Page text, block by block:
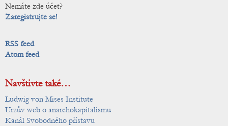
Nemáte zde účet?
Zaregistrujte se!
RSS feed
Atom feed
Navštivte také…
Ludwig von Mises Institute
Urzův web o anarchokapitalismu
Kanál Svobodného přístavu